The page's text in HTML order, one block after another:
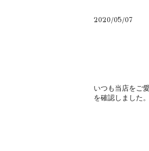
2020/05/07
いつも当店をご
を確認しました